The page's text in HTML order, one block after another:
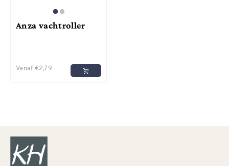
Anza vachtroller
Vanaf €2,79